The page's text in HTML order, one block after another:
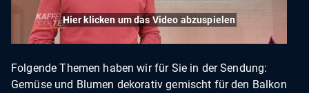
Hier klicken um das Video abzuspielen
Folgende Themen haben wir für Sie in der Sendung:
Gemüse und Blumen dekorativ gemischt für den Balkon